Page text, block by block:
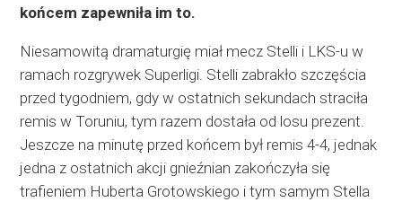
końcem zapewniła im to.
Niesamowitą dramaturgię miał mecz Stelli i LKS-u w
ramach rozgrywek Superligi. Stelli zabrakło szczęścia
przed tygodniem, gdy w ostatnich sekundach straciła
remis w Toruniu, tym razem dostała od losu prezent.
Jeszcze na minutę przed końcem był remis 4-4, jednak
jedna z ostatnich akcji gnieźnian zakończyła się
trafieniem Huberta Grotowskiego i tym samym Stella